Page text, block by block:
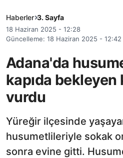
Haberler 3. Sayfa
18 Haziran 2025 - 12:28
Güncelleme: 18 Haziran 2025 - 12:42
Adana'da
kapıda
vurdu
Yüreğir ilçesinde
husumetlileriyle sokak
sonra evine gitti.